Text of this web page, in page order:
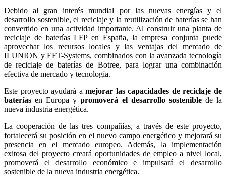
Debido al gran interés mundial por las nuevas energías y el
desarrollo sostenible, el reciclaje y la reutilización de baterías se han
convertido en una actividad importante. Al construir una planta de
reciclaje de baterías LFP en España, la empresa conjunta puede
aprovechar los recursos locales y las ventajas del mercado de
ILUNION y EFT-Systems, combinados con la avanzada tecnología
de reciclaje de baterías de Botree, para lograr una combinación
efectiva de mercado y tecnología.
Este proyecto ayudará amejorar las capacidades de reciclaje de
baterías en Europa ypromoverá el desarrollo sosteniblede la
nueva industria energética.
La cooperación de las tres compañías, a través de este proyecto,
fortalecerá su posición en el nuevo campo energético y mejorará su
presencia en el mercado europeo. Además, la implementación
exitosa del proyecto creará oportunidades de empleo a nivel local,
promoverá el desarrollo económico e impulsará el desarrollo
sostenible de la nueva industria energética.